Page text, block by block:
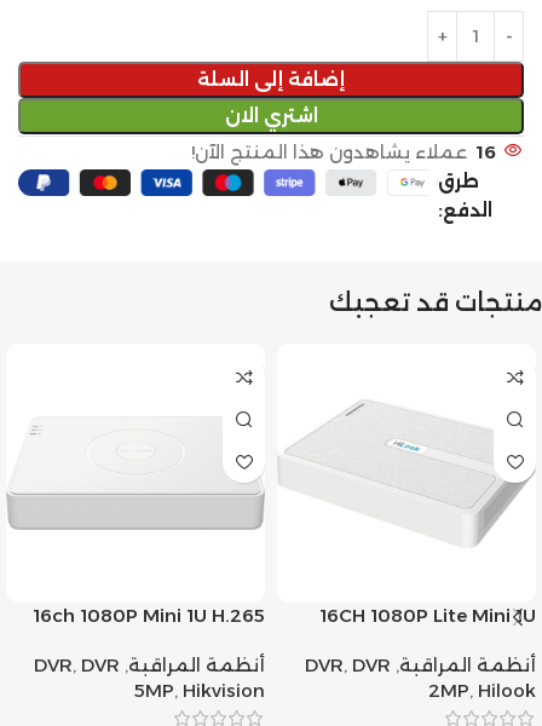
إضافة إلى السلة
اشتري الان
16 عملاء يشاهدون هذا المنتج الآن!
طرق
الدفع:
منتجات قد تعجبك
16CH 1080P Lite Mini 1U
أنظمة المراقبة,
DVR, DVR
2MP, Hilook
16ch 1080P Mini 1U H.265
أنظمة المراقبة,
DVR, DVR
5MP, Hikvision